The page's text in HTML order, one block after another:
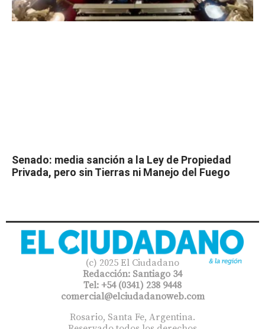
Senado: media sanción a la Ley de Propiedad
Privada, pero sin Tierras ni Manejo del Fuego
(c) 2025 El Ciudadano
Redacción: Santiago 34
Tel: +54 (0341) 238 9448
comercial@elciudadanoweb.com​
Rosario, Santa Fe, Argentina.